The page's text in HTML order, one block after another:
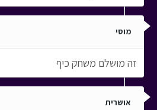
מוסי
זה מושלם משחק כיף
אושרית